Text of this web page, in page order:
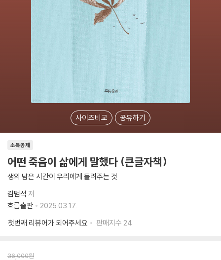
사이즈비교 공유하기
소득공제
어떤 죽음이 삶에게 말했다 (큰글자책)
생의 남은 시간이 우리에게 들려주는 것
김범석 저
흐름출판
2025.03.17.
첫번째 리뷰어가 되어주세요
판매지수 24
36,000원